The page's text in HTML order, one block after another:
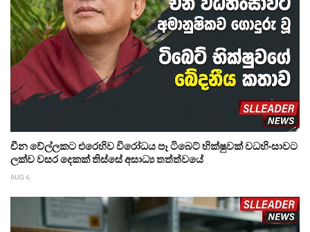
චීන වේල්ලකට එරෙහිව විරෝධය පෑ ටිබෙට් භික්ෂුවක් වධහිංසාවට
ලක්ව වසර දෙකක් තිස්සේ අසාධ්‍ය තත්ත්වයේ
AUG 6